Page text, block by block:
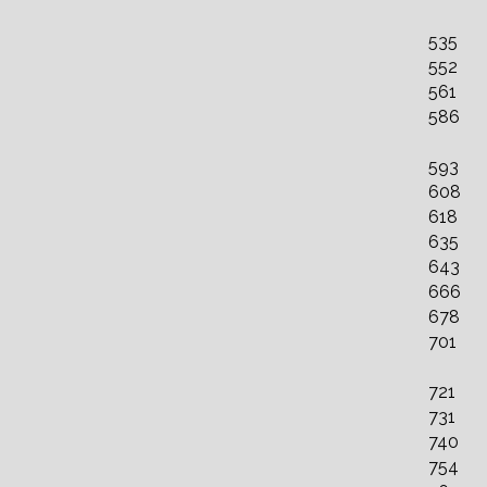
535
552
561
586
593
608
618
635
643
666
678
701
721
731
740
754